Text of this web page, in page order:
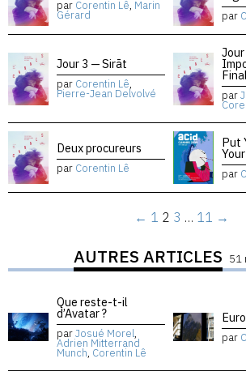
par Corentin Lê, Marin
Gérard par
Jour 3 — Sirāt
par Corentin Lê,
Pierre-Jean Delvolvé par
Deux procureurs
par Corentin Lê
Put
par
← 1 2 3 … 11 →
AUTRES ARTICLES 51
Que reste-t-il
d’Avatar ?
parJosué Morel,
Adrien Mitterrand
Munch, Corentin Lê
par